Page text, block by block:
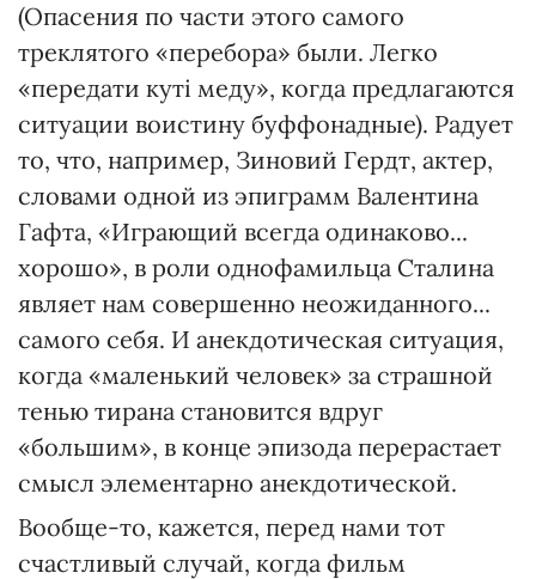
(Опасения по части этого самого
треклятого «перебора» были. Легко
«передати куті меду», когда предлагаются
ситуации воистину буффонадные). Радует
то, что, например, Зиновий Гердт, актер,
словами одной из эпиграмм Валентина
Гафта, «Играющий всегда одинаково...
хорошо», в роли однофамильца Сталина
являет нам совершенно неожиданного...
самого себя. И анекдотическая ситуация,
когда «маленький человек» за страшной
тенью тирана становится вдруг
«большим», в конце эпизода перерастает
смысл элементарно анекдотической.
Вообще-то, кажется, перед нами тот
счастливый случай, когда фильм